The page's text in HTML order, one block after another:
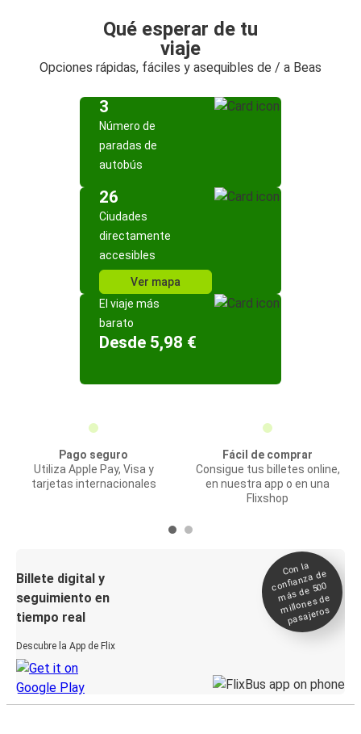
Qué esperar de tu
viaje
Opciones rápidas, fáciles y asequibles de / a Beas
3
Número de
paradas de
autobús
26
Ciudades
directamente
accesibles
Ver mapa
El viaje más
barato
Desde 5,98 €
Pago seguro
Utiliza Apple Pay, Visa y
tarjetas internacionales
Fácil de comprar
Consigue tus billetes online,
en nuestra app o en una
Flixshop
Billete digital y
seguimiento en
tiempo real
Descubre la App de Flix
Con la
confianza de
más de 500
millones de
pasajeros